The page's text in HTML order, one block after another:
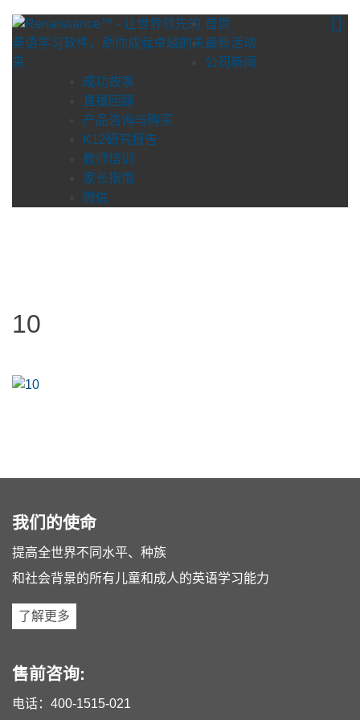
content
首页
最新活动
公司新闻
成功故事
直播回顾
产品咨询与购买
K12研究报告
教师培训
家长指南
微信
10
我们的使命
提高全世界不同水平、种族
和社会背景的所有儿童和成人的英语学习能力
了解更多
售前咨询:
电话： 400-1515-021